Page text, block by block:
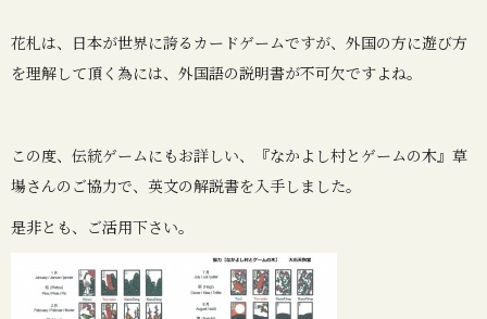
花札は、日本が世界に誇るカードゲームですが、外国の方に遊び方
を理解して頂く為には、外国語の説明書が不可欠ですよね。
この度、伝統ゲームにもお詳しい、『なかよし村とゲームの木』草
場さんのご協力で、英文の解説書を入手しました。
是非とも、ご活用下さい。